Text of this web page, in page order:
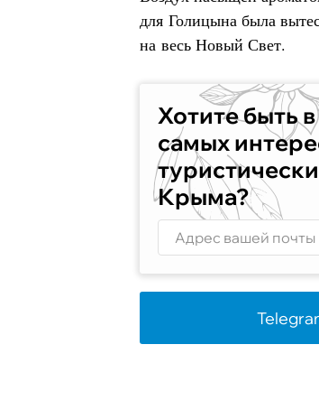
для Голицына была
на весь Новый Свет.
Хотите быть
самых
Крыма?